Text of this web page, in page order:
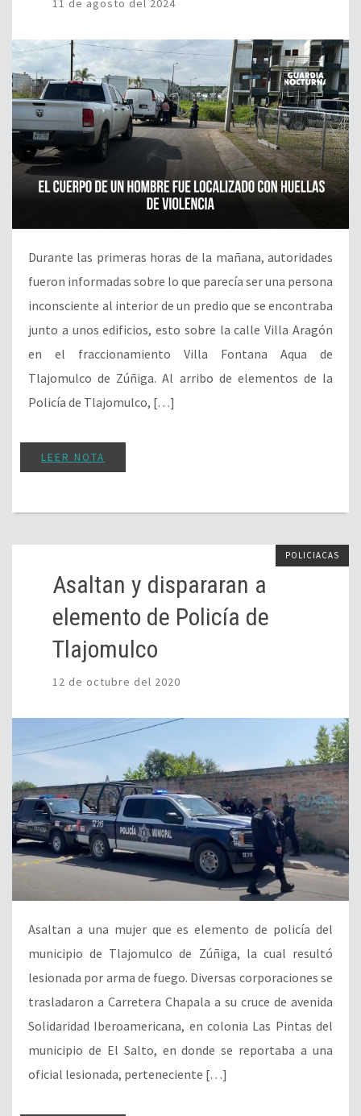
11 de agosto del 2024
Durante las primeras horas de la mañana, autoridades
fueron informadas sobre lo que parecía ser una persona
inconsciente al interior de un predio que se encontraba
junto a unos edificios, esto sobre la calle Villa Aragón
en el fraccionamiento Villa Fontana Aqua de
Tlajomulco de Zúñiga. Al arribo de elementos de la
Policía de Tlajomulco, […]
LEER NOTA
POLICIACAS
Asaltan y dispararan a
elemento de Policía de
Tlajomulco
12 de octubre del 2020
Asaltan a una mujer que es elemento de policía del
municipio de Tlajomulco de Zúñiga, la cual resultó
lesionada por arma de fuego. Diversas corporaciones se
trasladaron a Carretera Chapala a su cruce de avenida
Solidaridad Iberoamericana, en colonia Las Pintas del
municipio de El Salto, en donde se reportaba a una
oficial lesionada, perteneciente […]